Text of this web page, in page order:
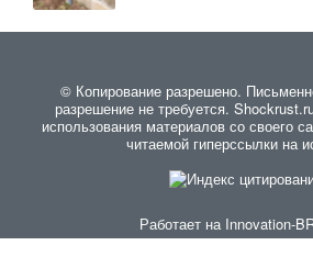
© Копирование разрешено.
разрешение не требуется.
использования материалов со своего
читаемой гиперссылки на
Работает на Innovation-